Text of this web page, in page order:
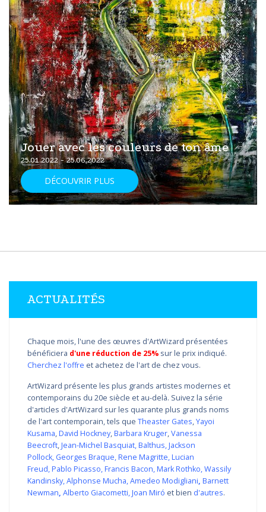
Jouer avec les couleurs de ton âme
25.01.2022 - 25.06.2022
DÉCOUVRIR PLUS
ACTUALITÉS
Chaque mois, l'une des œuvres d'ArtWizard présentées
bénéficiera d'une réduction de 25% sur le prix indiqué.
Cherchez l'offre et achetez de l'art de chez vous.
ArtWizard présente les plus grands artistes modernes et
contemporains du 20e siècle et au-delà. Suivez la série
d'articles d'ArtWizard sur les quarante plus grands noms
de l'art contemporain, tels que Theaster Gates,Yayoi
Kusama,David Hockney,Barbara Kruger,Vanessa
Beecroft,Jean-Michel Basquiat,Balthus,Jackson
Pollock, Georges Braque,Rene Magritte,Lucian
Freud,Pablo Picasso,Francis Bacon,Mark Rothko,Wassily
Kandinsky,Alphonse Mucha,Amedeo Modigliani, Barnett
Newman, Alberto Giacometti,Joan Miró et bien d'autres.